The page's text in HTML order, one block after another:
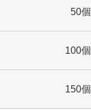
50個
100個
150個